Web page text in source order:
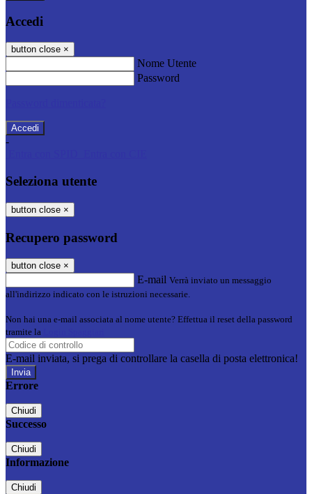
Accedi
button close ×
Nome Utente
Password
-
Seleziona utente
button close ×
Recupero password
button close ×
E-mail Verrà inviato un messaggio
all'indirizzo indicato con le istruzioni necessarie.
Non hai una e-mail associata al nome utente? Effettua il reset della password
tramite la
E-mail inviata, si prega di controllare la casella di posta elettronica!
Errore
Chiudi
Successo
Chiudi
Informazione
Chiudi